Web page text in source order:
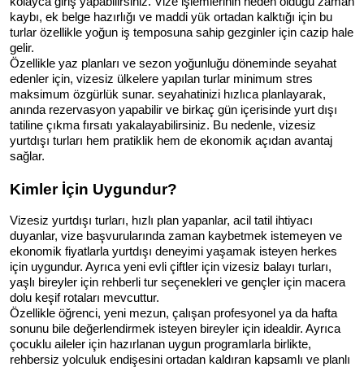
kaybı, ek belge hazırlığı ve maddi yük ortadan kalktığı için bu
turlar özellikle yoğun iş temposuna sahip gezginler için cazip hale
gelir.
Özellikle yaz planları ve sezon yoğunluğu döneminde seyahat
edenler için, vizesiz ülkelere yapılan turlar minimum stres
maksimum özgürlük sunar. seyahatinizi hızlıca planlayarak,
anında rezervasyon yapabilir ve birkaç gün içerisinde yurt dışı
tatiline çıkma fırsatı yakalayabilirsiniz. Bu nedenle, vizesiz
yurtdışı turları hem pratiklik hem de ekonomik açıdan avantaj
sağlar.
Kimler İçin Uygundur?
Vizesiz yurtdışı turları, hızlı plan yapanlar, acil tatil ihtiyacı
duyanlar, vize başvurularında zaman kaybetmek istemeyen ve
ekonomik fiyatlarla yurtdışı deneyimi yaşamak isteyen herkes
için uygundur. Ayrıca yeni evli çiftler için vizesiz balayı turları,
yaşlı bireyler için rehberli tur seçenekleri ve gençler için macera
dolu keşif rotaları mevcuttur.
Özellikle öğrenci, yeni mezun, çalışan profesyonel ya da hafta
sonunu bile değerlendirmek isteyen bireyler için idealdir. Ayrıca
çocuklu aileler için hazırlanan uygun programlarla birlikte,
rehbersiz yolculuk endişesini ortadan kaldıran kapsamlı ve planlı